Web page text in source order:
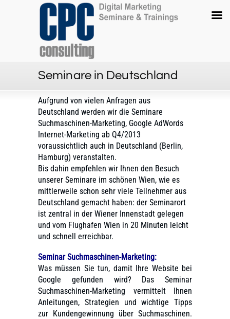
Seminare in Deutschland
Aufgrund von vielen Anfragen aus
Deutschland werden wir die Seminare
Suchmaschinen-Marketing, Google AdWords
Internet-Marketing ab Q4/2013
voraussichtlich auch in Deutschland (Berlin,
Hamburg) veranstalten.
Bis dahin empfehlen wir Ihnen den Besuch
unserer Seminare im schönen Wien, wie es
mittlerweile schon sehr viele Teilnehmer aus
Deutschland gemacht haben: der Seminarort
ist zentral in der Wiener Innenstadt gelegen
und vom Flughafen Wien in 20 Minuten leicht
und schnell erreichbar.
Seminar Suchmaschinen-Marketing:
Was müssen Sie tun, damit Ihre Website bei
Google gefunden wird? Das Seminar
Suchmaschinen-Marketing vermittelt Ihnen
Anleitungen, Strategien und wichtige Tipps
zur Kundengewinnung über Suchmaschinen.